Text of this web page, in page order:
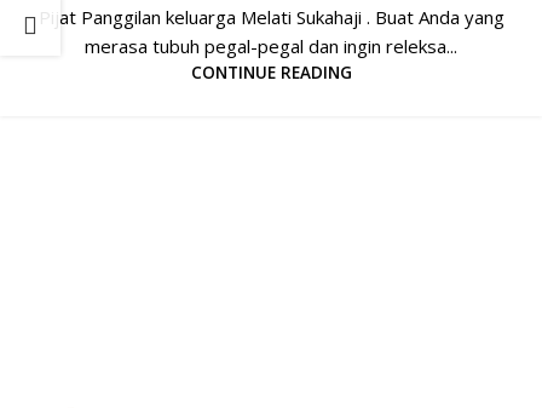
Pijat Panggilan keluarga Melati Sukahaji . Buat Anda yang
merasa tubuh pegal-pegal dan ingin releksa...
CONTINUE READING